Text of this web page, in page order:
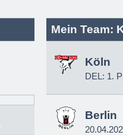
Mein Team:
Köln
DEL: 1.
Berlin